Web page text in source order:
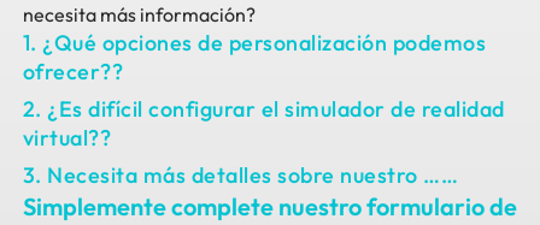
necesita más información?
1. ¿Qué opciones de personalización podemos
ofrecer??
2. ¿Es difícil configurar el simulador de realidad
virtual??
3. Necesita más detalles sobre nuestro ……
Simplemente complete nuestro formulario de